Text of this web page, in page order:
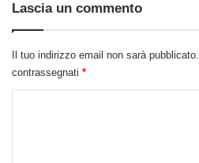
Lascia un commento
Il tuo indirizzo email non sarà pubblicato.
contrassegnati *